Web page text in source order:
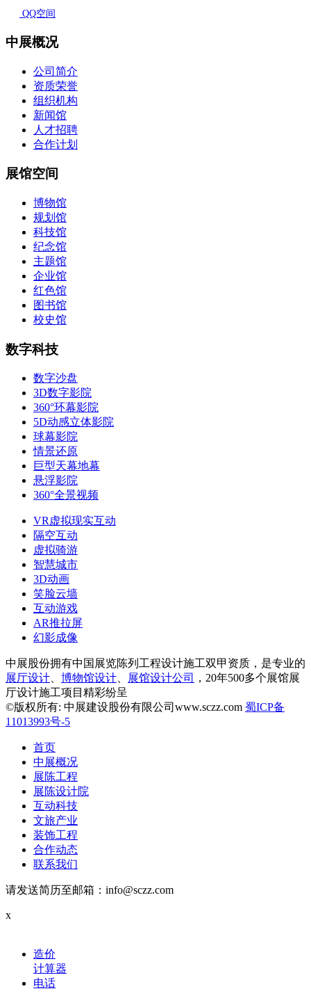
QQ空间
中展概况
公司简介
资质荣誉
组织机构
新闻馆
人才招聘
合作计划
展馆空间
博物馆
规划馆
科技馆
纪念馆
主题馆
企业馆
红色馆
图书馆
校史馆
数字科技
数字沙盘
3D数字影院
360°环幕影院
5D动感立体影院
球幕影院
情景还原
巨型天幕地幕
悬浮影院
360°全景视频
VR虚拟现实互动
隔空互动
虚拟骑游
智慧城市
3D动画
笑脸云墙
互动游戏
AR推拉屏
幻影成像
中展股份拥有中国展览陈列工程设计施工双甲资质，是专业的
展厅设计、 博物馆设计、 展馆设计公司
，20年500多个展馆展
厅设计施工项目精彩纷呈
©版权所有: 中展建设股份有限公司www.sczz.com 蜀ICP备
11013993号-5
首页
中展概况
展陈工程
展陈设计院
互动科技
文旅产业
装饰工程
合作动态
联系我们
请发送简历至邮箱：info@sczz.com
x
造价
计算器
电话